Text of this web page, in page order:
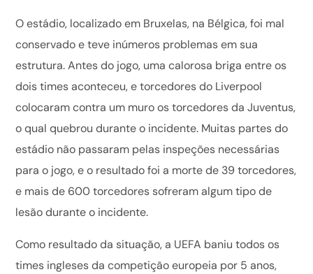
O estádio, localizado em Bruxelas, na Bélgica, foi mal
conservado e teve inúmeros problemas em sua
estrutura. Antes do jogo, uma calorosa briga entre os
dois times aconteceu, e torcedores do Liverpool
colocaram contra um muro os torcedores da Juventus,
o qual quebrou durante o incidente. Muitas partes do
estádio não passaram pelas inspeções necessárias
para o jogo, e o resultado foi a morte de 39 torcedores,
e mais de 600 torcedores sofreram algum tipo de
lesão durante o incidente.
Como resultado da situação, a UEFA baniu todos os
times ingleses da competição europeia por 5 anos,